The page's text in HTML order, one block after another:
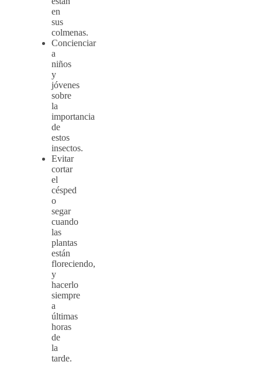
en
sus
colmenas.
Concienciar
a
niños
y
jóvenes
sobre
la
importancia
de
estos
insectos.
Evitar
cortar
el
césped
o
segar
cuando
las
plantas
están
floreciendo,
y
hacerlo
siempre
a
últimas
horas
de
la
tarde.